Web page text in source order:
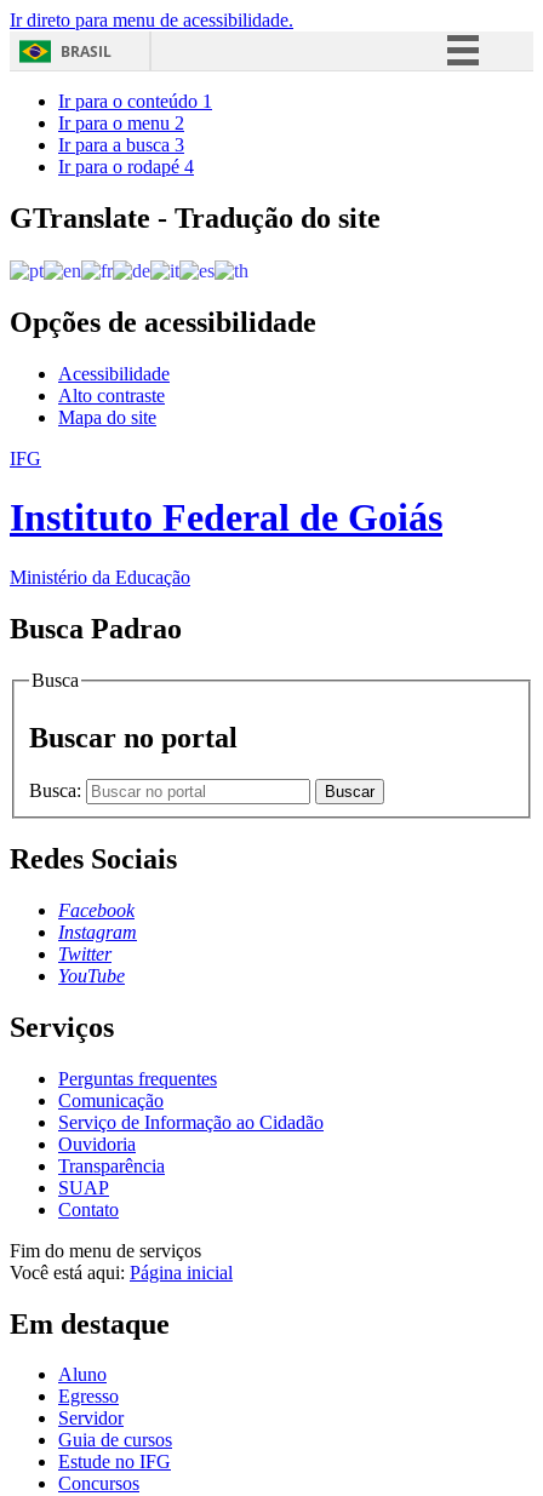
Ir direto para menu de acessibilidade.
BRASIL
Acesso à informação
Ir para o conteúdo 1
Ir para o menu 2
Ir para a busca 3
Ir para o rodapé 4
GTranslate - Tradução do site
Opções de acessibilidade
Acessibilidade
Alto contraste
Mapa do site
IFG
Instituto Federal de Goiás
Ministério da Educação
Busca Padrao
Busca
Buscar no portal
Busca: Buscar
Redes Sociais
Facebook
Instagram
Twitter
YouTube
Serviços
Perguntas frequentes
Comunicação
Serviço de Informação ao Cidadão
Ouvidoria
Transparência
SUAP
Contato
Fim do menu de serviços
Você está aqui: Página inicial
Em destaque
Aluno
Egresso
Servidor
Guia de cursos
Estude no IFG
Concursos